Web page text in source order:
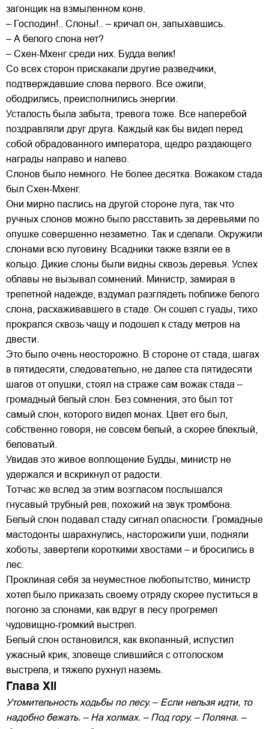
загонщик на взмыленном коне.
– Господин!.. Слоны!.. – кричал он, запыхавшись.
– А белого слона нет?
– Схен-Мхенг среди них. Будда велик!
Со всех сторон прискакали другие разведчики,
подтверждавшие слова первого. Все ожили,
ободрились, преисполнились энергии.
Усталость была забыта, тревога тоже. Все наперебой
поздравляли друг друга. Каждый как бы видел перед
собой обрадованного императора, щедро раздающего
награды направо и налево.
Слонов было немного. Не более десятка. Вожаком стада
был Схен-Мхенг.
Они мирно паслись на другой стороне луга, так что
ручных слонов можно было расставить за деревьями по
опушке совершенно незаметно. Так и сделали. Окружили
слонами всю луговину. Всадники также взяли ее в
кольцо. Дикие слоны были видны сквозь деревья. Успех
облавы не вызывал сомнений. Министр, замирая в
трепетной надежде, вздумал разглядеть поближе белого
слона, расхаживавшего в стаде. Он сошел с гуады, тихо
прокрался сквозь чащу и подошел к стаду метров на
двести.
Это было очень неосторожно. В стороне от стада, шагах
в пятидесяти, следовательно, не далее ста пятидесяти
шагов от опушки, стоял на страже сам вожак стада –
громадный белый слон. Без сомнения, это был тот
самый слон, которого видел монах. Цвет его был,
собственно говоря, не совсем белый, а скорее блеклый,
беловатый.
Увидав это живое воплощение Будды, министр не
удержался и вскрикнул от радости.
Тотчас же вслед за этим возгласом послышался
гнусавый трубный рев, похожий на звук тромбона.
Белый слон подавал стаду сигнал опасности. Громадные
мастодонты шарахнулись, насторожили уши, подняли
хоботы, завертели короткими хвостами – и бросились в
лес.
Проклиная себя за неуместное любопытство, министр
хотел было приказать своему отряду скорее пуститься в
погоню за слонами, как вдруг в лесу прогремел
чудовищно-громкий выстрел.
Белый слон остановился, как вкопанный, испустил
ужасный крик, зловеще слившийся с отголоском
выстрела, и тяжело рухнул наземь.
Глава XII
Утомительность ходьбы по лесу. – Если нельзя идти, то
надобно бежать. – На холмах. – Под гору. – Поляна. –